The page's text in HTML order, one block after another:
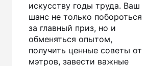
искусству годы труда. Ваш
шанс не только побороться
за главный приз, но и
обменяться опытом,
получить ценные советы от
мэтров, завести важные